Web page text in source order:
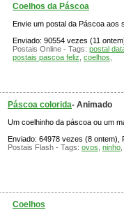
Coelhos da Páscoa
Envie um postal da Páscoa aos
Enviado: 90554 vezes (11
Postais Online - Tags: postal
postais pascoa feliz coelhos
Páscoa colorida- Animado
Um coelhinho da páscoa ou um
Enviado: 64978 vezes (8
Postais Flash - Tags: ovos ninho
Coelhos